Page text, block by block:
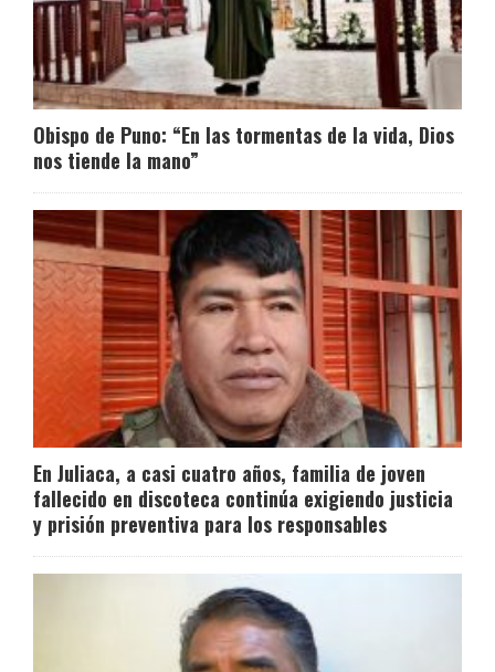
Obispo de Puno: “En las tormentas de la vida, Dios
nos tiende la mano”
En Juliaca, a casi cuatro años, familia de joven
fallecido en discoteca continúa exigiendo justicia
y prisión preventiva para los responsables